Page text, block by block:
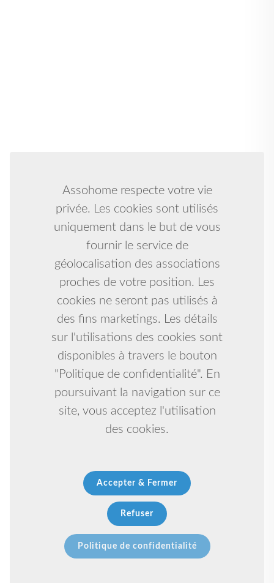
Assohome respecte votre vie
privée. Les cookies sont utilisés
uniquement dans le but de vous
fournir le service de
géolocalisation des associations
proches de votre position. Les
cookies ne seront pas utilisés à
des fins marketings. Les détails
sur l'utilisations des cookies sont
disponibles à travers le bouton
"Politique de confidentialité". En
poursuivant la navigation sur ce
site, vous acceptez l'utilisation
des cookies.
Accepter & Fermer
Refuser
Politique de confidentialité